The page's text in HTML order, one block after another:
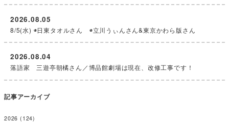
8/5(水) ◉日東タオルさん ◉立川うぃんさん&東京かわら版さん
2026.08.05
落語家 三遊亭朝橘さん／博品館劇場は現在、改修工事です！
2026.08.04
記事アーカイブ
2026 (124)